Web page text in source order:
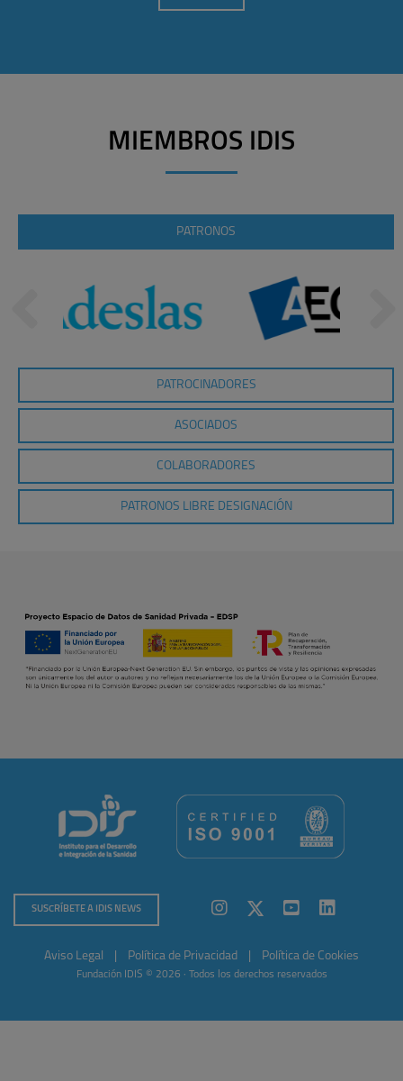
MIEMBROS IDIS
PATRONOS
PATROCINADORES
ASOCIADOS
COLABORADORES
PATRONOS LIBRE DESIGNACIÓN
SUSCRÍBETE A IDIS NEWS
Aviso Legal Política de Privacidad Política de Cookies
Fundación IDIS © 2026 · Todos los derechos reservados